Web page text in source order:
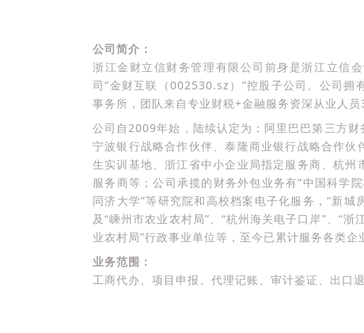
公司简介：
浙江金财立信财务管理有限公司前身是浙江立信
司“金财互联（002530.sz）”控股子公司。公司拥
事务所，团队来自专业财税+金融服务资深从业人
公司自2009年始，陆续认定为：阿里巴巴第三方
宁波银行战略合作伙伴、泰隆商业银行战略合作
生实训基地、浙江省中小企业局指定服务商、杭
服务商等；公司承揽的财务外包业务有“中国科学
同济大学”等研究院和高校档案电子化服务，“新城
及“嵊州市农业农村局”、“杭州海关电子口岸”、“浙
业农村局”行政事业单位等，至今已累计服务各类
业务范围：
工商代办、项目申报、代理记账、审计鉴证、出口